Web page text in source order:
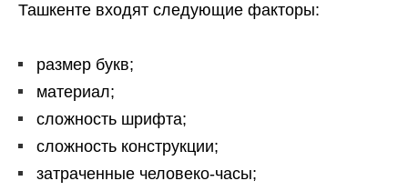
Ташкенте входят следующие факторы:
размер букв;
материал;
сложность шрифта;
сложность конструкции;
затраченные человеко-часы;